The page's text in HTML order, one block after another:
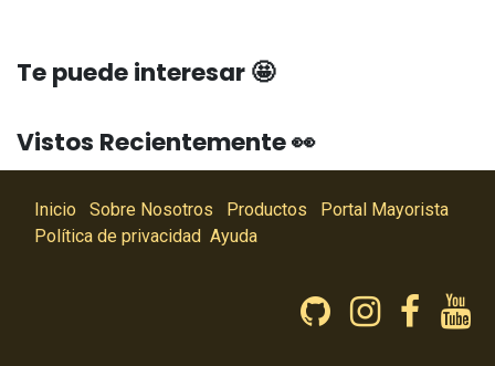
Te puede interesar 🤩
Vistos Recientemente 👀
Inicio Sobre Nosotros Productos
Portal Mayorista
Política de privacidad Ayuda